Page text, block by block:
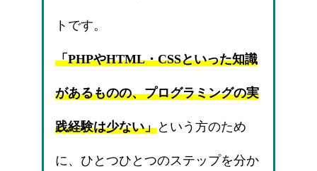
トです。
「PHPやHTML・CSSといった知識
があるものの、プログラミングの実
践経験は少ない」という方のため
に、ひとつひとつのステップを分か